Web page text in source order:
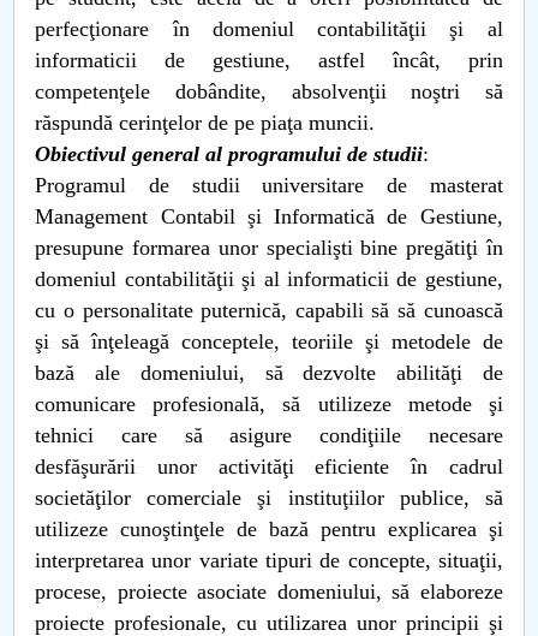
perfecţionare în domeniul contabilităţii şi al
informaticii de gestiune, astfel încât, prin
competenţele dobândite, absolvenţii noştri să
răspundă cerinţelor de pe piaţa muncii.
Obiectivul general al programului de studii:
Programul de studii universitare de masterat
Management Contabil şi Informatică de Gestiune,
presupune formarea unor specialişti bine pregătiţi în
domeniul contabilităţii şi al informaticii de gestiune,
cu o personalitate puternică, capabili să să cunoască
şi să înţeleagă conceptele, teoriile şi metodele de
bază ale domeniului, să dezvolte abilităţi de
comunicare profesională, să utilizeze metode şi
tehnici care să asigure condiţiile necesare
desfăşurării unor activităţi eficiente în cadrul
societăţilor comerciale şi instituţiilor publice, să
utilizeze cunoştinţele de bază pentru explicarea şi
interpretarea unor variate tipuri de concepte, situaţii,
procese, proiecte asociate domeniului, să elaboreze
proiecte profesionale, cu utilizarea unor principii şi